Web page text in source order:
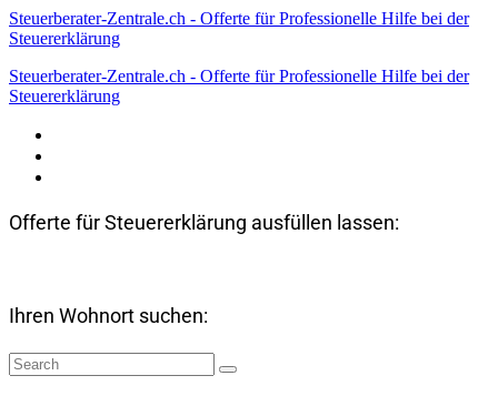
Steuerberater-Zentrale.ch - Offerte für Professionelle Hilfe bei der
Steuererklärung
Steuerberater-Zentrale.ch - Offerte für Professionelle Hilfe bei der
Steuererklärung
Offerte für Steuererklärung ausfüllen lassen:
Ihren Wohnort suchen: